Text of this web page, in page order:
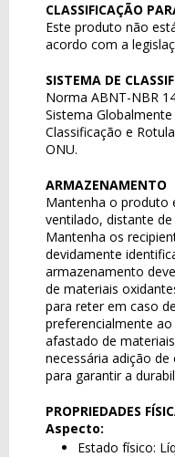
CLASSIFICAÇÃO
Este produto não
acordo com a
SISTEMA DE
Norma ABNT-NBR
Sistema
Classificação e
ONU.
ARMAZENAMENTO
Mantenha o produto
ventilado, distante
Mantenha os
devidamente
armazenamento
de materiais
para reter em caso
preferencialmente
afastado de
necessária adição
para garantir a
PROPRIEDADES
Aspecto:
Estado físico: